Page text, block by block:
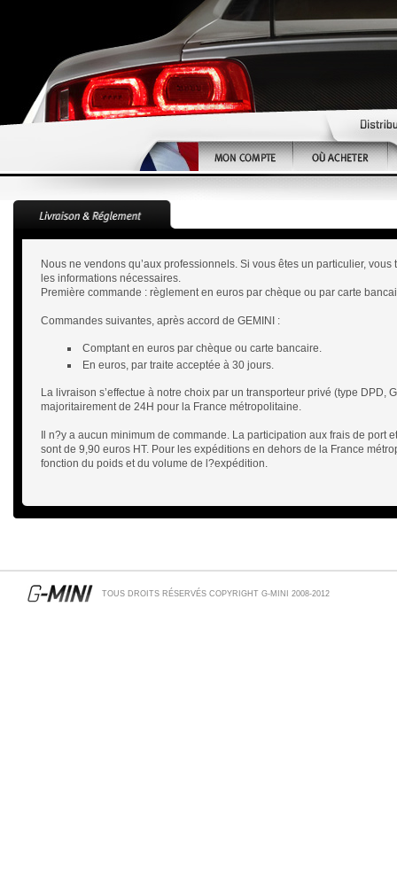
Nous ne vendons qu’aux professionnels. Si vous êtes un particulier,
les informations nécessaires.
Première commande : règlement en euros par chèque ou par carte
Commandes suivantes, après accord de GEMINI :
Comptant en euros par chèque ou carte bancaire.
En euros, par traite acceptée à 30 jours.
La livraison s’effectue à notre choix par un transporteur privé (type DPD,
majoritairement de 24H pour la France métropolitaine.
Il n?y a aucun minimum de commande. La participation aux frais de port
sont de 9,90 euros HT. Pour les expéditions en dehors de la France
fonction du poids et du volume de l?expédition.
TOUS DROITS RÉSERVÉS COPYRIGHT G-MINI 2008-2012